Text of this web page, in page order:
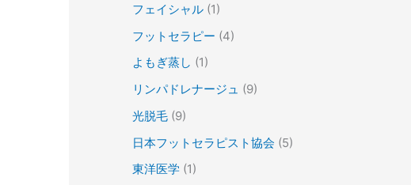
フェイシャル (1)
フットセラピー (4)
よもぎ蒸し (1)
リンパドレナージュ (9)
光脱毛 (9)
日本フットセラピスト協会 (5)
東洋医学 (1)